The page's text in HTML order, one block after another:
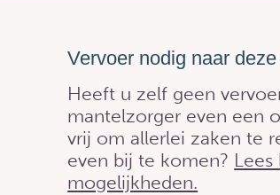
Vervoer nodig naar
Heeft u zelf geen
mantelzorger even een
vrij om allerlei zaken te
even bij te komen? Lees
mogelijkheden.